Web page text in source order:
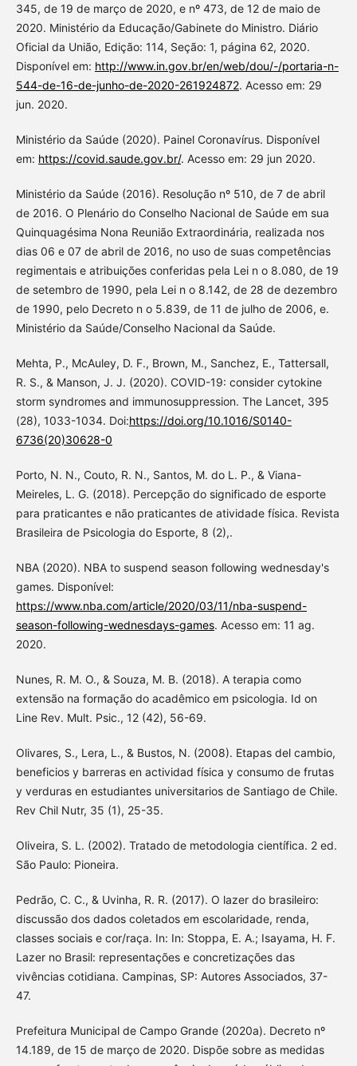
345, de 19 de março de 2020, e nº 473, de 12 de maio de
2020. Ministério da Educação/Gabinete do Ministro. Diário
Oficial da União, Edição: 114, Seção: 1, página 62, 2020.
Disponível em: http://www.in.gov.br/en/web/dou/-/portaria-n-
544-de-16-de-junho-de-2020-261924872. Acesso em: 29
jun. 2020.
Ministério da Saúde (2020). Painel Coronavírus. Disponível
em: https://covid.saude.gov.br/. Acesso em: 29 jun 2020.
Ministério da Saúde (2016). Resolução nº 510, de 7 de abril
de 2016. O Plenário do Conselho Nacional de Saúde em sua
Quinquagésima Nona Reunião Extraordinária, realizada nos
dias 06 e 07 de abril de 2016, no uso de suas competências
regimentais e atribuições conferidas pela Lei n o 8.080, de 19
de setembro de 1990, pela Lei n o 8.142, de 28 de dezembro
de 1990, pelo Decreto n o 5.839, de 11 de julho de 2006, e.
Ministério da Saúde/Conselho Nacional da Saúde.
Mehta, P., McAuley, D. F., Brown, M., Sanchez, E., Tattersall,
R. S., & Manson, J. J. (2020). COVID-19: consider cytokine
storm syndromes and immunosuppression. The Lancet, 395
(28), 1033-1034. Doi:https://doi.org/10.1016/S0140-
6736(20)30628-0
Porto, N. N., Couto, R. N., Santos, M. do L. P., & Viana-
Meireles, L. G. (2018). Percepção do significado de esporte
para praticantes e não praticantes de atividade física. Revista
Brasileira de Psicologia do Esporte, 8 (2),.
NBA (2020). NBA to suspend season following wednesday's
games. Disponível:
https://www.nba.com/article/2020/03/11/nba-suspend-
season-following-wednesdays-games. Acesso em: 11 ag.
2020.
Nunes, R. M. O., & Souza, M. B. (2018). A terapia como
extensão na formação do acadêmico em psicologia. Id on
Line Rev. Mult. Psic., 12 (42), 56-69.
Olivares, S., Lera, L., & Bustos, N. (2008). Etapas del cambio,
beneficios y barreras en actividad física y consumo de frutas
y verduras en estudiantes universitarios de Santiago de Chile.
Rev Chil Nutr, 35 (1), 25-35.
Oliveira, S. L. (2002). Tratado de metodologia científica. 2 ed.
São Paulo: Pioneira.
Pedrão, C. C., & Uvinha, R. R. (2017). O lazer do brasileiro:
discussão dos dados coletados em escolaridade, renda,
classes sociais e cor/raça. In: In: Stoppa, E. A.; Isayama, H. F.
Lazer no Brasil: representações e concretizações das
vivências cotidiana. Campinas, SP: Autores Associados, 37-
47.
Prefeitura Municipal de Campo Grande (2020a). Decreto nº
14.189, de 15 de março de 2020. Dispõe sobre as medidas